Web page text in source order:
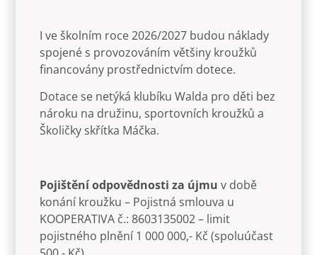
I ve školním roce 2026/2027 budou náklady
spojené s provozováním většiny kroužků
financovány prostřednictvím dotece.
Dotace se netýká klubíku Walda pro děti bez
nároku na družinu, sportovních kroužků a
Školičky skřítka Máčka.
Pojištění odpovědnosti za újmu v době
konání kroužku – Pojistná smlouva u
KOOPERATIVA č.: 8603135002 – limit
pojistného plnění 1 000 000,- Kč (spoluúčast